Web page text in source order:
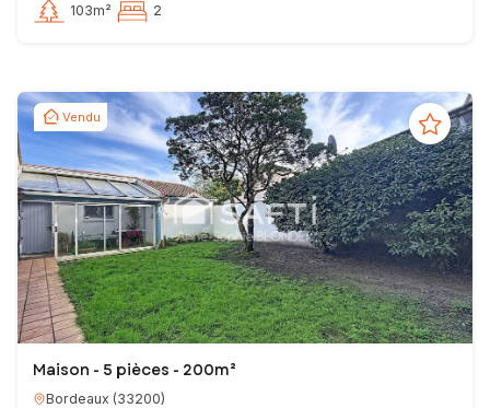
103m² 2
Vendu
Maison - 5 pièces - 200m²
Bordeaux (33200)